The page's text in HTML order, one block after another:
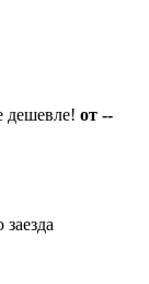
дешевле! от --